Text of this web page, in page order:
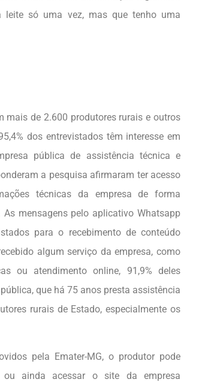
só uma vez, mas que tenho uma
mais de 2.600 produtores rurais e outros
dos entrevistados têm interesse em
pública de assistência técnica e
a pesquisa afirmaram ter acesso
técnicas da empresa de forma
mensagens pelo aplicativo Whatsapp
para o recebimento de conteúdo
algum serviço da empresa, como
ou atendimento online, 91,9% deles
que há 75 anos presta assistência
rurais de Estado, especialmente os
pela Emater-MG, o produtor pode
ainda acessar o site da empresa